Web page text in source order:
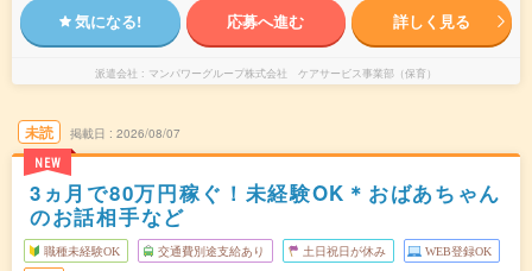
気になる! 応募へ進む 詳しく見る
派遣会社 マンパワーグループ株式会社 ケアサービス事業部（保育）
未読
NEW
掲載日 2026/08/07
3ヵ月で80万円稼ぐ！未経験OK＊おばあちゃん
のお話相手など
職種未経験OK 交通費別途支給あり 土日祝日が休み WEB登録OK